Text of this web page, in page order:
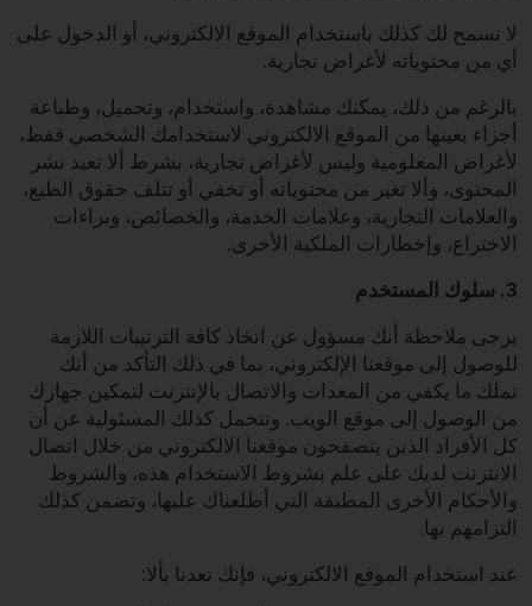
لا نسمح لك كذلك باستخدام الموقع الالكتروني، أو الدخول على
أي من محتوياته لأغراض تجارية.
بالرغم من ذلك، يمكنك مشاهدة، واستخدام، وتحميل، وطباعة
أجزاء بعينها من الموقع الالكتروني لاستخدامك الشخصي فقط،
لأغراض المعلومية وليس لأغراض تجارية، بشرط ألا تعيد نشر
المحتوى، وألا تغير من محتوياته أو تخفي أو تتلف حقوق الطبع،
والعلامات التجارية، وعلامات الخدمة، والخصائص، وبراءات
الاختراع، وإخطارات الملكية الأخرى.
3. سلوك المستخدم
يرجى ملاحظة أنك مسؤول عن اتخاذ كافة الترتيبات اللازمة
للوصول إلى موقعنا الإلكتروني، بما في ذلك التأكد من أنك
تملك ما يكفي من المعدات والاتصال بالإنترنت لتمكين جهازك
من الوصول إلى موقع الويب. وتتحمل كذلك المسئولية عن أن
كل الأفراد الذين يتصفحون موقعنا الالكتروني من خلال اتصال
الانترنت لديك على علم بشروط الاستخدام هذه، والشروط
والأحكام الأخرى المطبقة التي أطلعناك عليها، وتضمن كذلك
التزامهم بها.
عند استخدام الموقع الالكتروني، فإنك تعدنا بألا: